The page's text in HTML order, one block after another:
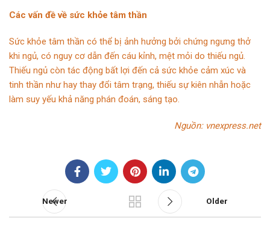
Các vấn đề về sức khỏe tâm thần
Sức khỏe tâm thần có thể bị ảnh hưởng bởi chứng ngưng thở
khi ngủ, có nguy cơ dẫn đến cáu kỉnh, mệt mỏi do thiếu ngủ.
Thiếu ngủ còn tác động bất lợi đến cả sức khỏe cảm xúc và
tinh thần như hay thay đổi tâm trạng, thiếu sự kiên nhẫn hoặc
làm suy yếu khả năng phán đoán, sáng tạo.
Nguồn: vnexpress.net
Newer Older